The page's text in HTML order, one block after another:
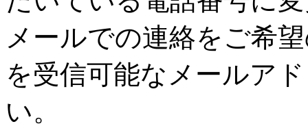
メールでの連絡をご希
を受信可能なメールア
い。